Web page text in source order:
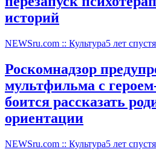
историй
NEWSru.com :: Культура5 лет спустя
Роскомнадзор
мультфильма c
боится рассказать
ориентации
NEWSru.com :: Культура5 лет спустя